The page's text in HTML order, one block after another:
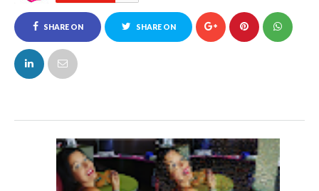
SHARE ON
FACEBOOK
SHARE ON